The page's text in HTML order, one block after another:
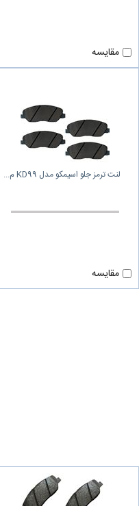
مقایسه
لنت ترمز جلو اسیمکو مدل KD99 م
مقایسه